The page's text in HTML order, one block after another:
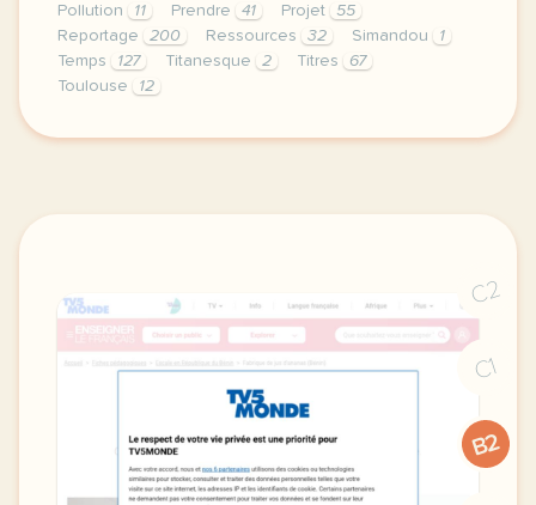
Pollution
11 Prendre 41 Projet
55
Reportage
200 Ressources 32 Simandou
1
Temps
127 Titanesque 2 Titres
67
Toulouse
12
continuer sans accepter le respect de votre vie
C2
C1
B2